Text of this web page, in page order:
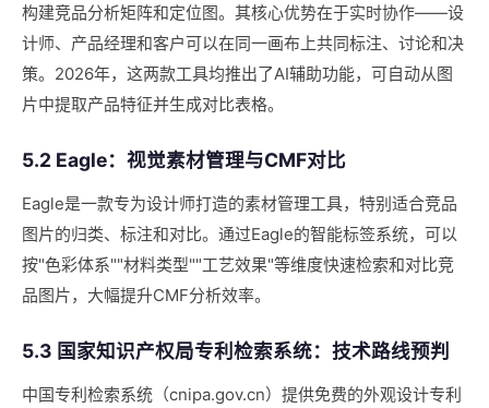
构建竞品分析矩阵和定位图。其核心优势在于实时协作——设
计师、产品经理和客户可以在同一画布上共同标注、讨论和决
策。2026年，这两款工具均推出了AI辅助功能，可自动从图
片中提取产品特征并生成对比表格。
5.2 Eagle：视觉素材管理与CMF对比
Eagle是一款专为设计师打造的素材管理工具，特别适合竞品
图片的归类、标注和对比。通过Eagle的智能标签系统，可以
按"色彩体系""材料类型""工艺效果"等维度快速检索和对比竞
品图片，大幅提升CMF分析效率。
5.3 国家知识产权局专利检索系统：技术路线预判
中国专利检索系统（cnipa.gov.cn）提供免费的外观设计专利